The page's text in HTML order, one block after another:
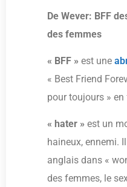
De Wever: BFF
des femmes
« BFF » est une
« Best Friend
pour toujours »
« hater » est un
haineux, ennemi.
anglais dans «
des femmes, le